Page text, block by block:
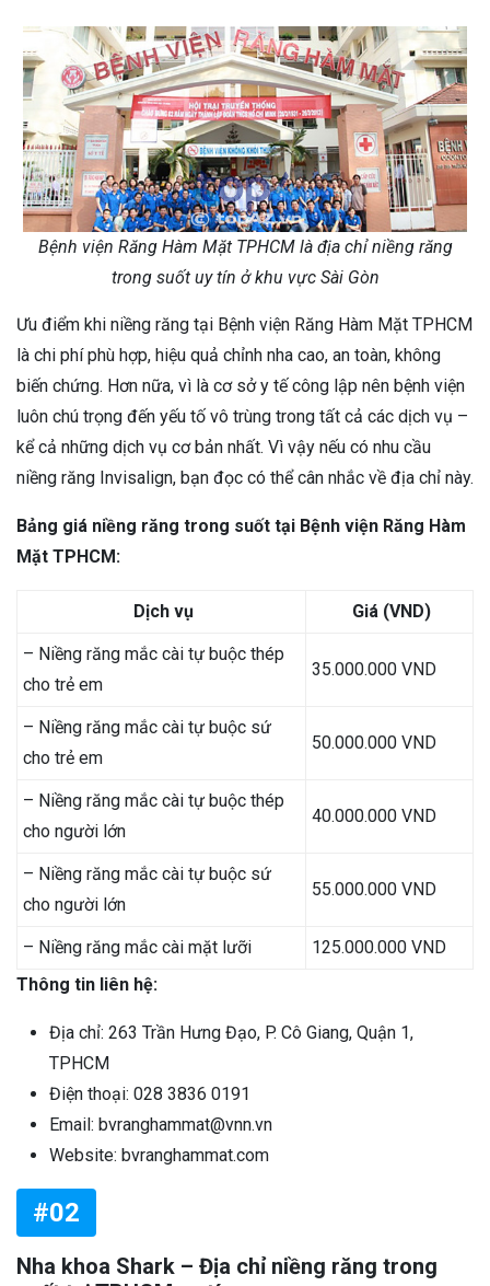
Bệnh viện Răng Hàm Mặt TPHCM là địa chỉ niềng răng
trong suốt uy tín ở khu vực Sài Gòn
Ưu điểm khi niềng răng tại Bệnh viện Răng Hàm Mặt TPHCM
là chi phí phù hợp, hiệu quả chỉnh nha cao, an toàn, không
biến chứng. Hơn nữa, vì là cơ sở y tế công lập nên bệnh viện
luôn chú trọng đến yếu tố vô trùng trong tất cả các dịch vụ –
kể cả những dịch vụ cơ bản nhất. Vì vậy nếu có nhu cầu
niềng răng Invisalign, bạn đọc có thể cân nhắc về địa chỉ này.
Bảng giá niềng răng trong suốt tại Bệnh viện Răng Hàm
Mặt TPHCM:
Dịch vụ Giá (VND)
– Niềng răng mắc cài tự buộc thép
cho trẻ em
35.000.000 VND
– Niềng răng mắc cài tự buộc sứ
cho trẻ em
50.000.000 VND
– Niềng răng mắc cài tự buộc thép
cho người lớn
40.000.000 VND
– Niềng răng mắc cài tự buộc sứ
cho người lớn
55.000.000 VND
– Niềng răng mắc cài mặt lưỡi
125.000.000 VND
Thông tin liên hệ:
Địa chỉ: 263 Trần Hưng Đạo, P. Cô Giang, Quận 1,
TPHCM
Điện thoại: 028 3836 0191
Email: bvranghammat@vnn.vn
Website: bvranghammat.com
#02
Nha khoa Shark – Địa chỉ niềng răng trong